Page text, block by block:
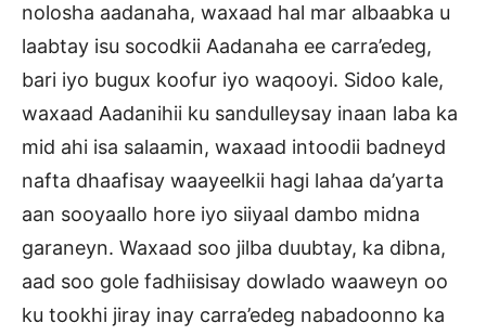
nolosha aadanaha, waxaad hal mar albaabka u
laabtay isu socodkii Aadanaha ee carra’edeg,
bari iyo bugux koofur iyo waqooyi. Sidoo kale,
waxaad Aadanihii ku sandulleysay inaan laba ka
mid ahi isa salaamin, waxaad intoodii badneyd
nafta dhaafisay waayeelkii hagi lahaa da’yarta
aan sooyaallo hore iyo siiyaal dambo midna
garaneyn. Waxaad soo jilba duubtay, ka dibna,
aad soo gole fadhiisisay dowlado waaweyn oo
ku tookhi jiray inay carra’edeg nabadoonno ka